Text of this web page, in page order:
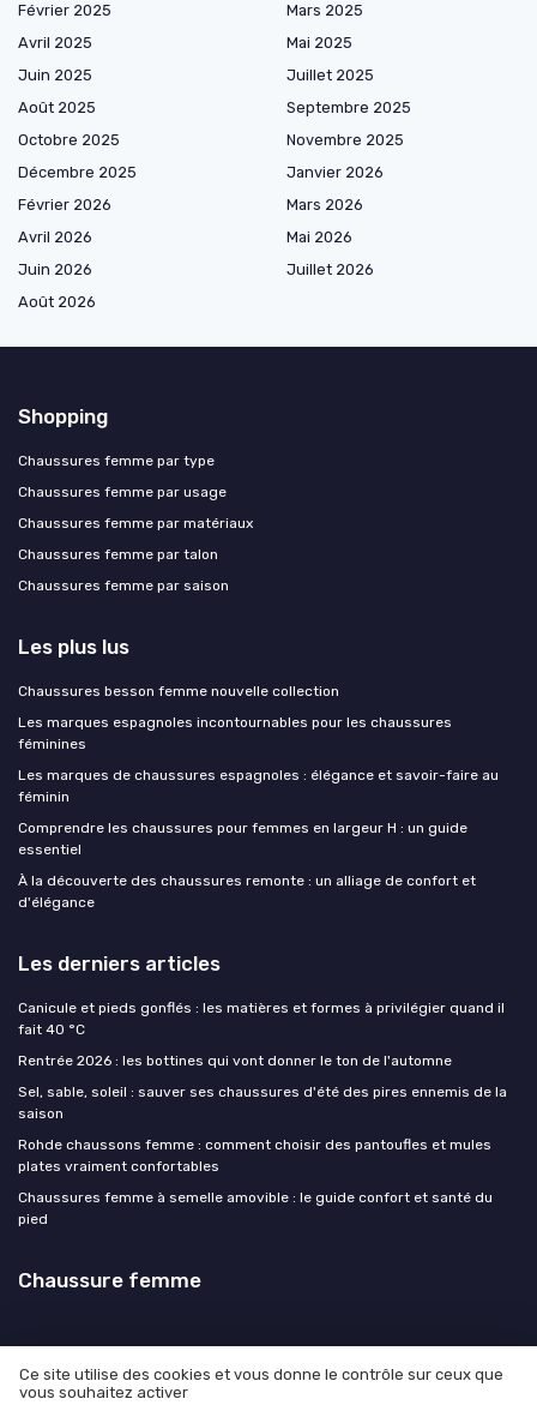
Février 2025
Mars 2025
Avril 2025
Mai 2025
Juin 2025
Juillet 2025
Août 2025
Septembre 2025
Octobre 2025
Novembre 2025
Décembre 2025
Janvier 2026
Février 2026
Mars 2026
Avril 2026
Mai 2026
Juin 2026
Juillet 2026
Août 2026
Shopping
Chaussures femme par type
Chaussures femme par usage
Chaussures femme par matériaux
Chaussures femme par talon
Chaussures femme par saison
Les plus lus
Chaussures besson femme nouvelle collection
Les marques espagnoles incontournables pour les chaussures
féminines
Les marques de chaussures espagnoles : élégance et savoir-faire au
féminin
Comprendre les chaussures pour femmes en largeur H : un guide
essentiel
À la découverte des chaussures remonte : un alliage de confort et
d'élégance
Les derniers articles
Canicule et pieds gonflés : les matières et formes à privilégier quand il
fait 40 °C
Rentrée 2026 : les bottines qui vont donner le ton de l'automne
Sel, sable, soleil : sauver ses chaussures d'été des pires ennemis de la
saison
Rohde chaussons femme : comment choisir des pantoufles et mules
plates vraiment confortables
Chaussures femme à semelle amovible : le guide confort et santé du
pied
Chaussure femme
Mentions légales
Ce site utilise des cookies et vous donne le contrôle sur ceux que
vous souhaitez activer